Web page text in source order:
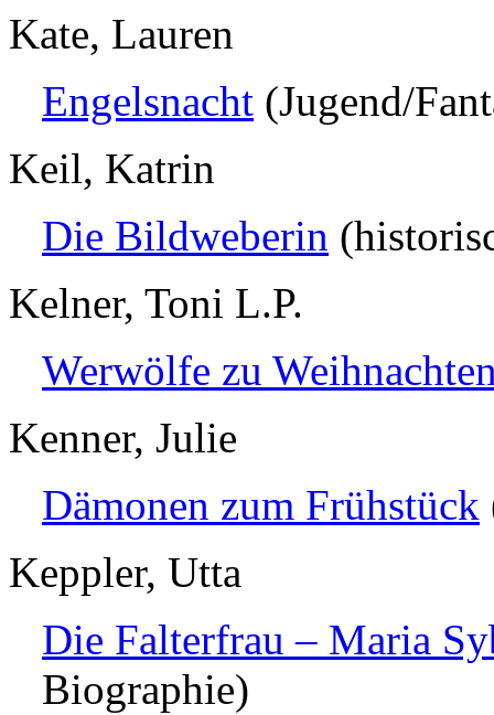
Kate, Lauren
Engelsnacht (Jugend/
Keil, Katrin
Die Bildweberin
Kelner, Toni L.P.
Werwölfe zu
Kenner, Julie
Dämonen zum Frühstück
Keppler, Utta
Die Falterfrau – Maria
Biographie)